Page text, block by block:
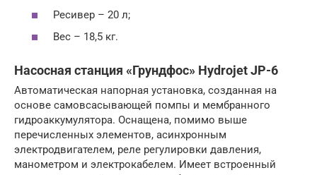
Ресивер – 20 л;
Вес – 18,5 кг.
Насосная станция «Грундфос» Hydrojet JP-6
Автоматическая напорная установка, созданная на
основе самовсасывающей помпы и мембранного
гидроаккумулятора. Оснащена, помимо выше
перечисленных элементов, асинхронным
электродвигателем, реле регулировки давления,
манометром и электрокабелем. Имеет встроенный